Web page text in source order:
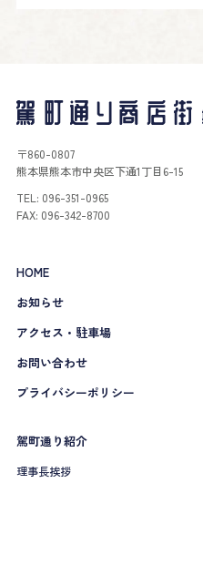
〒860-0807
熊本県熊本市中央区下通1丁目6-15
TEL: 096-351-0965
FAX: 096-342-8700
HOME
お知らせ
アクセス・駐車場
お問い合わせ
プライバシーポリシー
駕町通り紹介
理事長挨拶